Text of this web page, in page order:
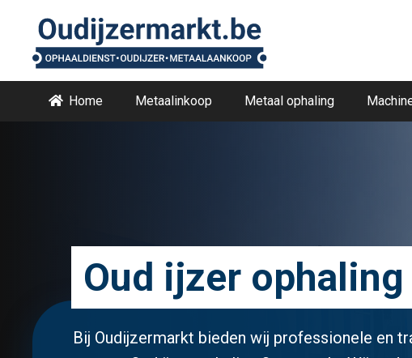
Home Metaalinkoop Metaal ophaling
Oud ijzer
Bij Oudijzermarkt bieden wij professionele en